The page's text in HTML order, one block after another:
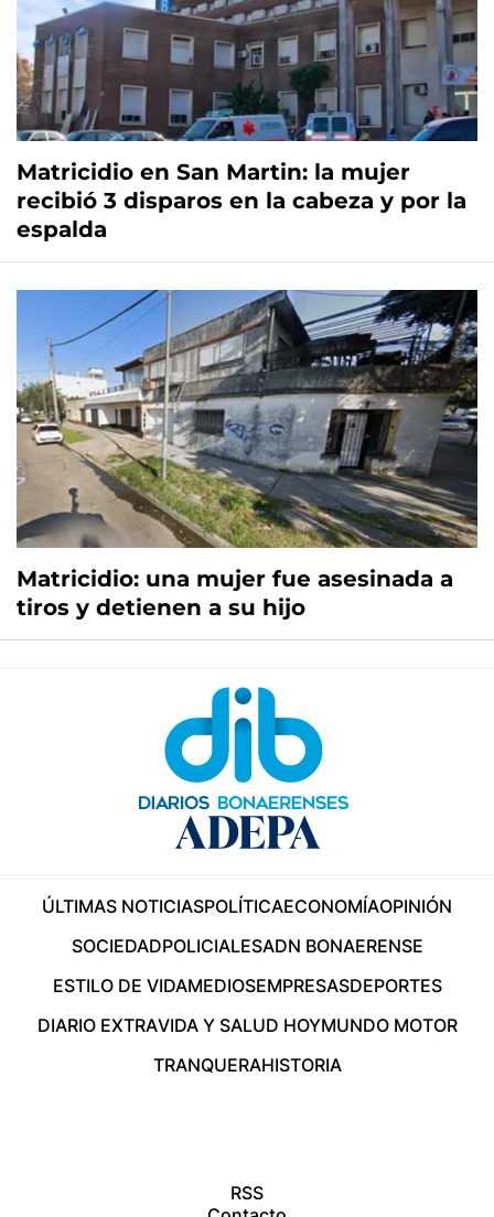
Matricidio en San Martin: la mujer
recibió 3 disparos en la cabeza y por la
espalda
Matricidio: una mujer fue asesinada a
tiros y detienen a su hijo
ÚLTIMAS NOTICIASPOLÍTICAECONOMÍAOPINIÓN
SOCIEDADPOLICIALESADN BONAERENSE
ESTILO DE VIDAMEDIOSEMPRESASDEPORTES
DIARIO EXTRAVIDA Y SALUD HOYMUNDO MOTOR
TRANQUERAHISTORIA
RSS